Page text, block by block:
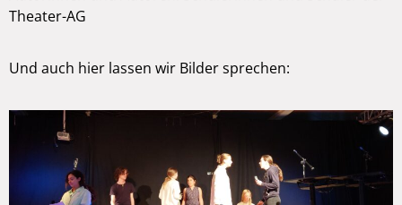
Theater-AG
Und auch hier lassen wir Bilder sprechen: